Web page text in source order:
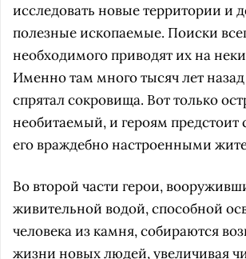
исследовать новые территории и
полезные ископаемые. Поиски
необходимого приводят их на
Именно там много тысяч лет
спрятал сокровища. Вот только
необитаемый, и героям предстоит
его враждебно настроенными
Во второй части герои,
живительной водой, способной
человека из камня, собираются
жизни новых людей, увеличивая